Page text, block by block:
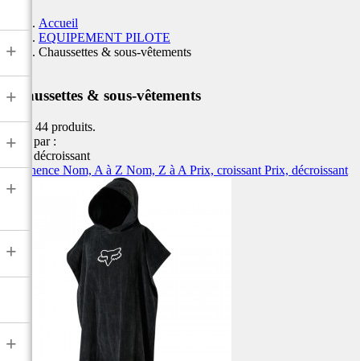
+
+
+
+
+
+
Accueil
EQUIPEMENT PILOTE
Chaussettes & sous-vêtements
Chaussettes & sous-vêtements
Il y a 44 produits.
Trier par :
Prix, décroissant
Pertinence Nom, A à Z Nom, Z à A Prix, croissant Prix, décroissant